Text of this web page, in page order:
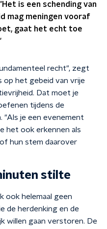
is een schending van
mag meningen vooraf
gaat het echt toe
recht", zegt
op het gebeid van vrije
Dat moet je
tijdens de
"Als je een evenement
het ook erkennen als
hun stem daarover
stilte
ook helemaal geen
de herdenking en de
willen gaan verstoren. De